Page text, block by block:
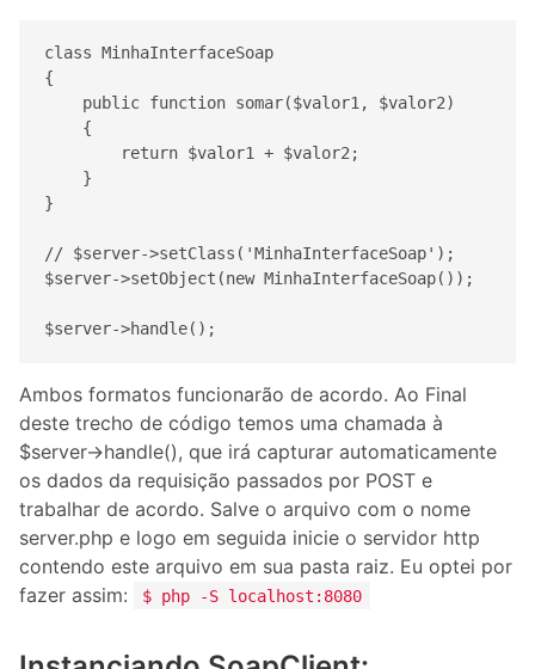
class MinhaInterfaceSoap
{
    public function somar($valor1, $valor2)
    {
        return $valor1 + $valor2;
    }
}
// $server->setClass('MinhaInterfaceSoap');
$server->setObject(new MinhaInterfaceSoap());
$server->handle();
Ambos formatos funcionarão de acordo. Ao Final
deste trecho de código temos uma chamada à
$server->handle(), que irá capturar automaticamente
os dados da requisição passados por POST e
trabalhar de acordo. Salve o arquivo com o nome
server.php e logo em seguida inicie o servidor http
contendo este arquivo em sua pasta raiz. Eu optei por
fazer assim:
$ php -S localhost:8080